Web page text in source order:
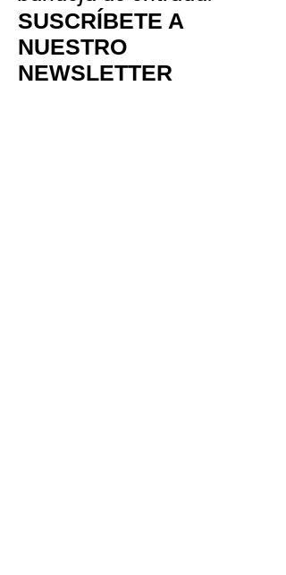
SUSCRÍBETE A
NUESTRO
NEWSLETTER